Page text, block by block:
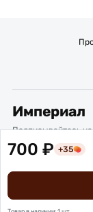
700 ₽ +35
Империал
Подписывайтесь
Вакансии
Политика
© 2016 – 2026 ИП